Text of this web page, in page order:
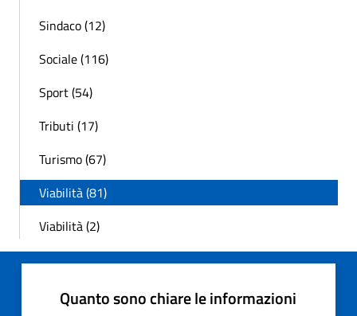
Sindaco (12)
Sociale (116)
Sport (54)
Tributi (17)
Turismo (67)
Viabilità (81)
Viabilità (2)
Quanto sono chiare le informazioni